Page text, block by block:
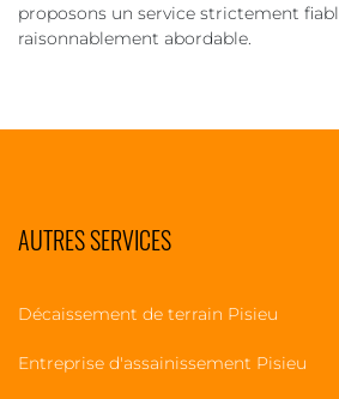
proposons un service strictement
raisonnablement abordable.
AUTRES SERVICES
Décaissement de terrain Pisieu
Entreprise d'assainissement Pisieu